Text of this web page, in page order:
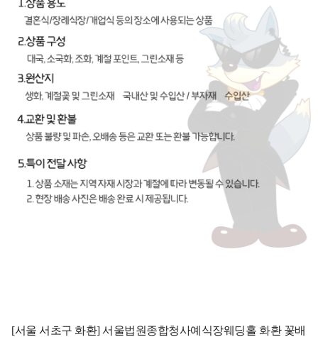
[서울 서초구 화환] 서울법원종합청사예식장웨딩홀 화환 꽃배